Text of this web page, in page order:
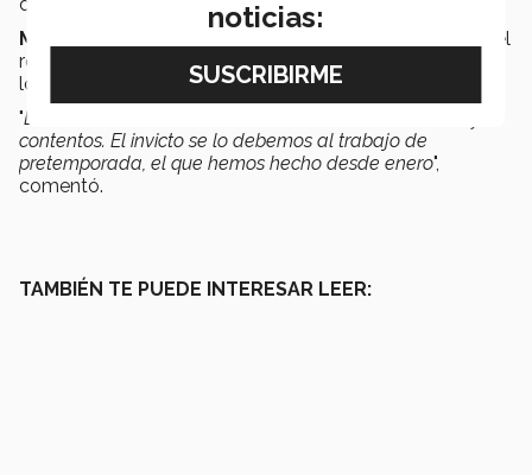
de
selló el resultado 40-7.
Miguel Ángel Lozano
aseguró estar satisfechos con el
resultado del primero juego de la temporada como
local.
"Es bueno volver a casa con una victoria, estamos muy
contentos. El invicto se lo debemos al trabajo de
pretemporada, el que hemos hecho desde enero",
comentó.
TAMBIÉN TE PUEDE INTERESAR LEER:
noticias: